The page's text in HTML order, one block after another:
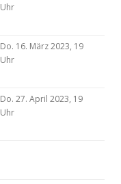
Uhr
Do. 16. März 2023, 19
Uhr
Do. 27. April 2023, 19
Uhr